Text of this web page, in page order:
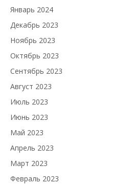
Январь 2024
Декабрь 2023
Ноябрь 2023
Октябрь 2023
Сентябрь 2023
Август 2023
Июль 2023
Июнь 2023
Май 2023
Апрель 2023
Март 2023
Февраль 2023